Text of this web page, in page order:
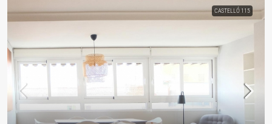
CASTELLÓ 115